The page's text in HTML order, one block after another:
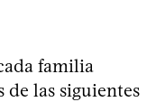
familia
las siguientes